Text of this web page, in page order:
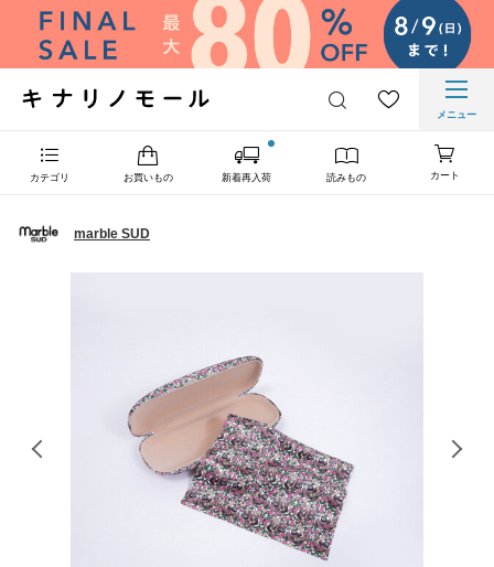
メニュー
カテゴリ お買いもの 新着再入荷 読みもの カート
marble SUD